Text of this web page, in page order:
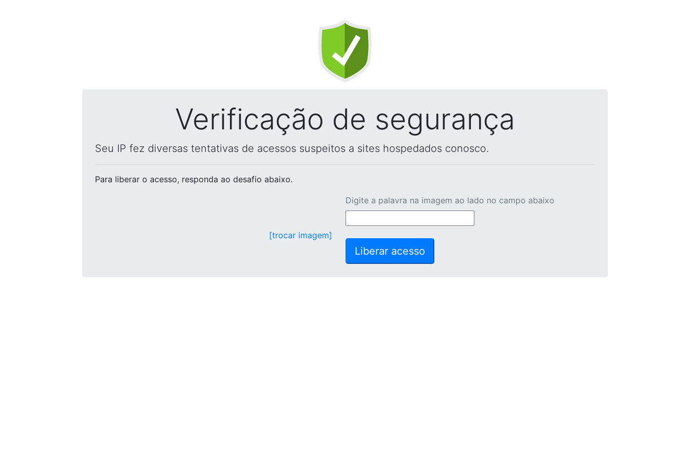
Verificação de segurança
Seu IP fez diversas tentativas de acessos suspeitos a sites hospedados conosco.
Para liberar o acesso, responda ao desafio abaixo.
[trocar imagem]
Digite a palavra na imagem ao lado no campo abaixo